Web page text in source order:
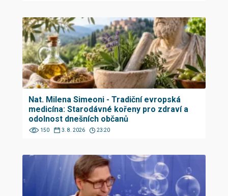
Nat. Milena Simeoni - Tradiční evropská
medicína: Starodávné kořeny pro zdraví a
odolnost dnešních občanů
150 3. 8. 2026 23:20